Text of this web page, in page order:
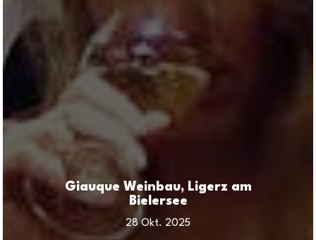
Giauque Weinbau, Ligerz am
Bielersee
28 Okt. 2025